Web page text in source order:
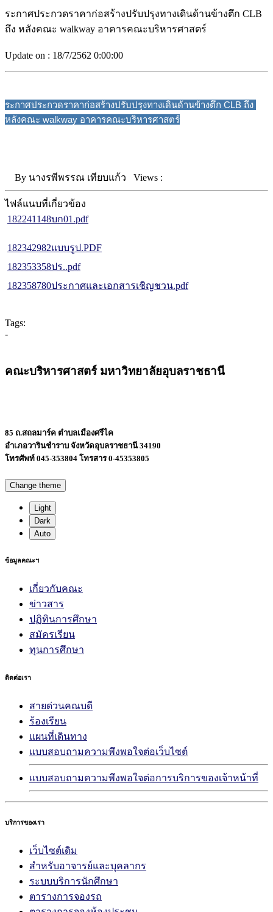
ระกาศประกวดราคาก่อสร้างปรับปรุงทางเดินด้านข้างตึก CLB
ถึง หลังคณะ walkway อาคารคณะบริหารศาสตร์
Update on : 18/7/2562 0:00:00
ระกาศประกวดราคาก่อสร้างปรับปรุงทางเดินด้านข้างตึก CLB ถึง
หลังคณะ walkway อาคารคณะบริหารศาสตร์
By นางรพีพรรณ เทียบแก้ว Views :
ไฟล์แนบที่เกี่ยวข้อง
182241148บก01.pdf
182342982แบบรูป.PDF
182353358ปร..pdf
182358780ประกาศและเอกสารเชิญชวน.pdf
Tags:
-
คณะบริหารศาสตร์ มหาวิทยาลัยอุบลราชธานี
85 ถ.สถลมาร์ค ตำบลเมืองศรีไค
อำเภอวารินชำราบ จังหวัดอุบลราชธานี 34190
โทรศัพท์ 045-353804 โทรสาร 0-45353805
Change theme
Light
Dark
Auto
ข้อมูลคณะฯ
เกี่ยวกับคณะ
ข่าวสาร
ปฏิทินการศึกษา
สมัครเรียน
ทุนการศึกษา
ติดต่อเรา
สายด่วนคณบดี
ร้องเรียน
แผนที่เดินทาง
แบบสอบถามความพึงพอใจต่อเว็บไซต์
แบบสอบถามความพึงพอใจต่อการบริการของเจ้าหน้าที่
บริการของเรา
เว็บไซต์เดิม
สำหรับอาจารย์และบุคลากร
ระบบบริการนักศึกษา
ตารางการจองรถ